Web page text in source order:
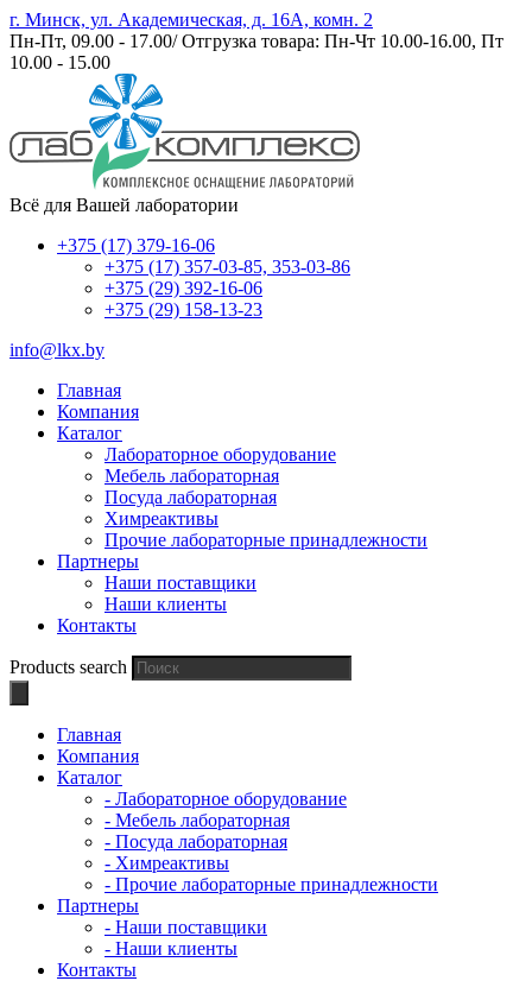
г. Минск, ул. Академическая, д. 16А, комн. 2
Пн-Пт, 09.00 - 17.00/ Отгрузка товара: Пн-Чт 10.00-16.00, Пт
10.00 - 15.00
Всё для Вашей лаборатории
+375 (17) 379-16-06
+375 (17) 357-03-85, 353-03-86
+375 (29) 392-16-06
+375 (29) 158-13-23
info@lkx.by
Главная
Компания
Каталог
Лабораторное оборудование
Мебель лабораторная
Посуда лабораторная
Химреактивы
Прочие лабораторные принадлежности
Партнеры
Наши поставщики
Наши клиенты
Контакты
Products search
Главная
Компания
Каталог
- Лабораторное оборудование
- Мебель лабораторная
- Посуда лабораторная
- Химреактивы
- Прочие лабораторные принадлежности
Партнеры
- Наши поставщики
- Наши клиенты
Контакты